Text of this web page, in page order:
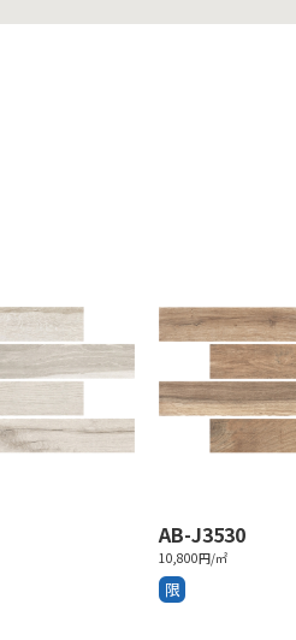
AB-J3530
10,800円/㎡
限